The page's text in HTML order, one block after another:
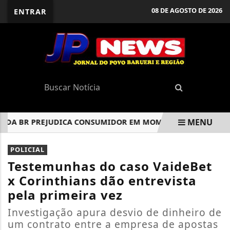
ENTRAR 08 DE AGOSTO DE 2026
PREJUDICA CONSUMIDOR EM MOMENTO DE CRISE
EM ALTA
MENU
POLICIAL
Testemunhas do caso VaideBet
x Corinthians dão entrevista
pela primeira vez
Investigação apura desvio de dinheiro de
um contrato entre a empresa de apostas